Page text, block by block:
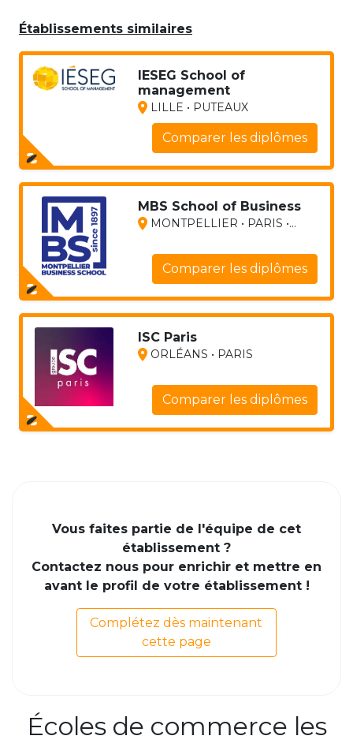
Établissements similaires
IESEG School of
management
LILLE • PUTEAUX
Comparer les diplômes
MBS School of Business
MONTPELLIER • PARIS •...
Comparer les diplômes
ISC Paris
ORLÉANS • PARIS
Comparer les diplômes
Vous faites partie de l'équipe de cet
établissement ?
Contactez nous pour enrichir et mettre en
avant le profil de votre établissement !
Complétez dès maintenant
cette page
Écoles de commerce les